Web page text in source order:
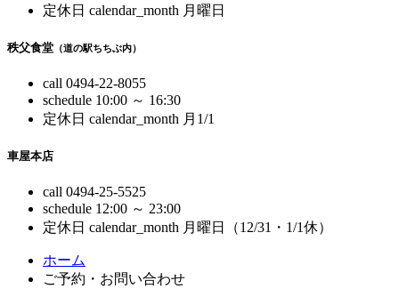
定休日 calendar_month 月曜日
秩父食堂 （道の駅ちちぶ内）
call 0494-22-8055
schedule 10:00 ～ 16:30
定休日 calendar_month 月1/1
車屋本店
call 0494-25-5525
schedule 12:00 ～ 23:00
定休日 calendar_month 月曜日（12/31・1/1休）
ホーム
ご予約・お問い合わせ